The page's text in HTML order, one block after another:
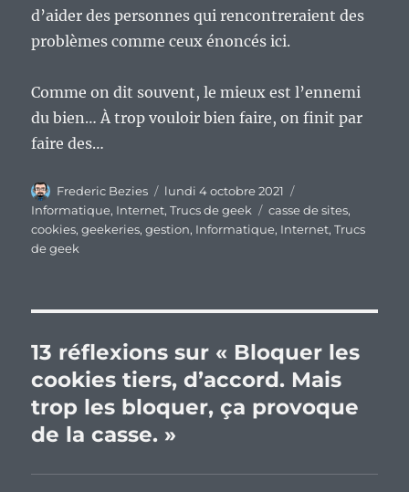
d’aider des personnes qui rencontreraient des
problèmes comme ceux énoncés ici.
Comme on dit souvent, le mieux est l’ennemi
du bien… À trop vouloir bien faire, on finit par
faire des…
Auteur
Frederic Bezies
Publié
le
lundi 4 octobre 2021
Informatique, Internet,Trucs de geek Étiquettes
casse de sites,
cookies,geekeries,gestion, Informatique, Internet,Trucs
de geek
13 réflexions sur « Bloquer les
cookies tiers, d’accord. Mais
trop les bloquer, ça provoque
de la casse. »